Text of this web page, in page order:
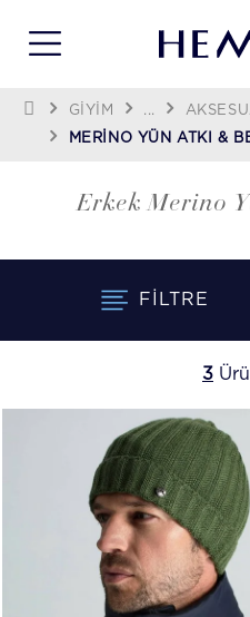
GİYİM ...
MERINO YÜN ATKI &
Erkek Merino
FILTRE
3